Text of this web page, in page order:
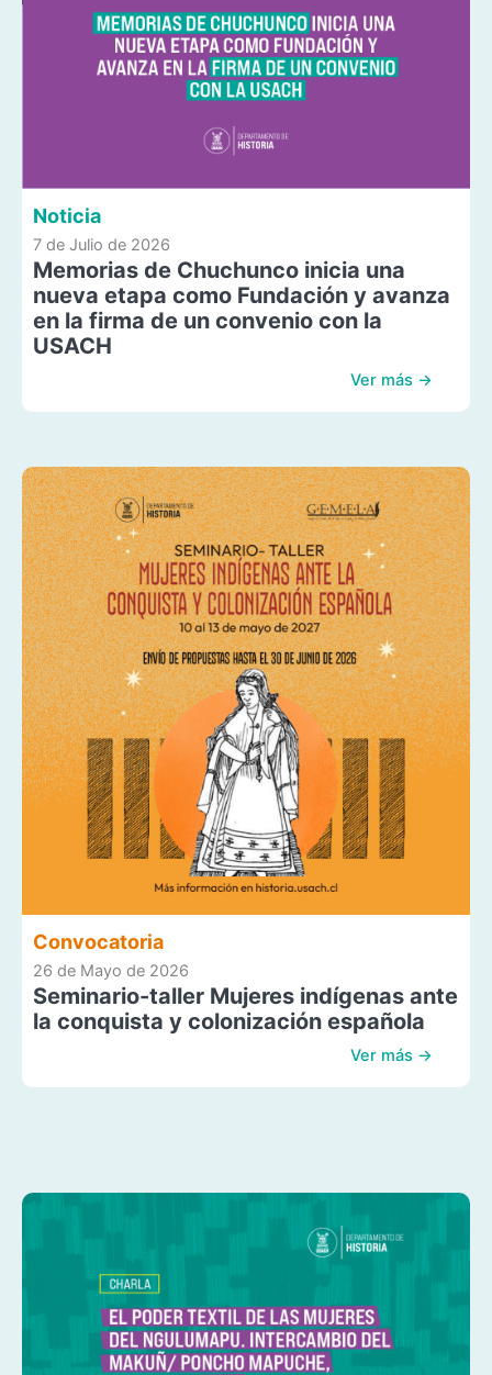
Noticia
7 de Julio de 2026
Memorias de Chuchunco inicia una
nueva etapa como Fundación y avanza
en la firma de un convenio con la
USACH
Ver más →
Convocatoria
26 de Mayo de 2026
Seminario-taller Mujeres indígenas ante
la conquista y colonización española
Ver más →